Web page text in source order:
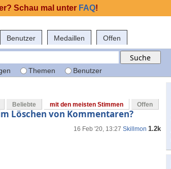
Benutzer Medaillen Offen
Themen Benutzer
Beliebte mit den meisten Stimmen Offen
Löschen von Kommentaren?
16 Feb '20, 13:27 Skillmon 1.2k
Schau mal unter FAQ!